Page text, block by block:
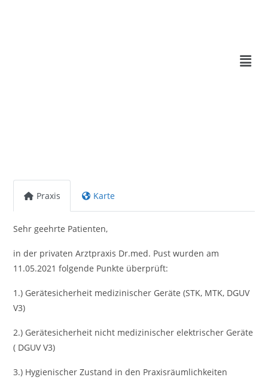
Praxis Karte
Sehr geehrte Patienten,
in der privaten Arztpraxis Dr.med. Pust wurden am
11.05.2021 folgende Punkte überprüft:
1.) Gerätesicherheit medizinischer Geräte (STK, MTK, DGUV
V3)
2.) Gerätesicherheit nicht medizinischer elektrischer Geräte
( DGUV V3)
3.) Hygienischer Zustand in den Praxisräumlichkeiten